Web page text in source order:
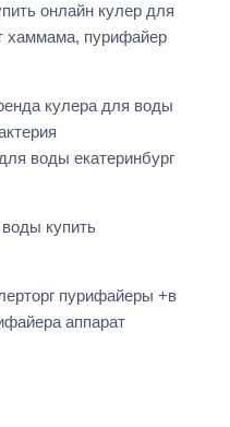
онлайн кулер для
хаммама, пурифайер
кулера для воды
воды екатеринбург
купить
пурифайеры +в
аппарат